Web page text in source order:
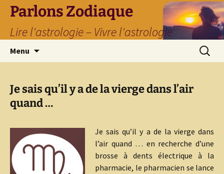
Parlons Zodiaque
Lire l'astrologie – Vivre l'astrologie
Menu
Je sais qu’il y a de la vierge dans l’air
quand …
Je sais qu’il y a de la vierge dans
l’air quand … en recherche d’une
brosse à dents électrique à la
pharmacie, le pharmacien se lance